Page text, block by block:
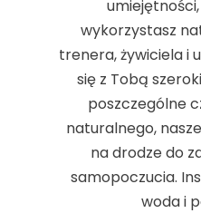
wykorzystasz
trenera, żywiciela i
się z Tobą
poszczególne
naturalnego,
na drodze do
samopoczucia.
woda i